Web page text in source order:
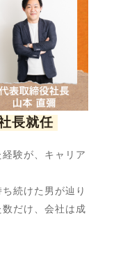
長就任
験が、キャリア
続けた男が辿り
だけ、会社は成